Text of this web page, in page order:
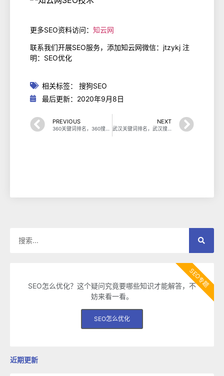
更多SEO资料访问： 知云网
联系我们开展SEO服务，添加知云网微信：jtzykj 注
明：SEO优化
相关标签：
搜狗SEO
最后更新：2020年9月8日
PREVIOUS NEXT
SEO怎么优化？这个疑问究竟要哪些知识才能解答，不
妨来看一看。
SEO怎么优化
SEO专题
近期更新